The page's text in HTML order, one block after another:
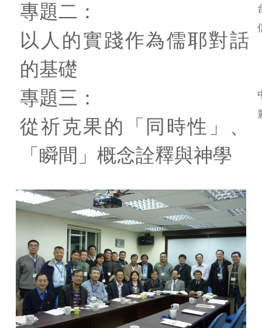
專題二：
以人的實踐作為儒耶對話
的基礎
專題三：
從祈克果的「同時性」、
「瞬間」概念詮釋與神學